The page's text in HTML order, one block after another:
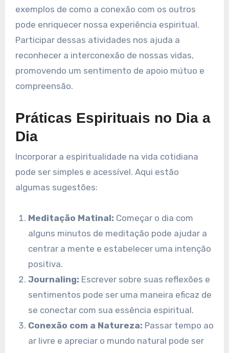
exemplos de como a conexão com os outros
pode enriquecer nossa experiência espiritual.
Participar dessas atividades nos ajuda a
reconhecer a interconexão de nossas vidas,
promovendo um sentimento de apoio mútuo e
compreensão.
Práticas Espirituais no Dia a
Dia
Incorporar a espiritualidade na vida cotidiana
pode ser simples e acessível. Aqui estão
algumas sugestões:
Meditação Matinal: Começar o dia com
alguns minutos de meditação pode ajudar a
centrar a mente e estabelecer uma intenção
positiva.
Journaling: Escrever sobre suas reflexões e
sentimentos pode ser uma maneira eficaz de
se conectar com sua essência espiritual.
Conexão com a Natureza: Passar tempo ao
ar livre e apreciar o mundo natural pode ser